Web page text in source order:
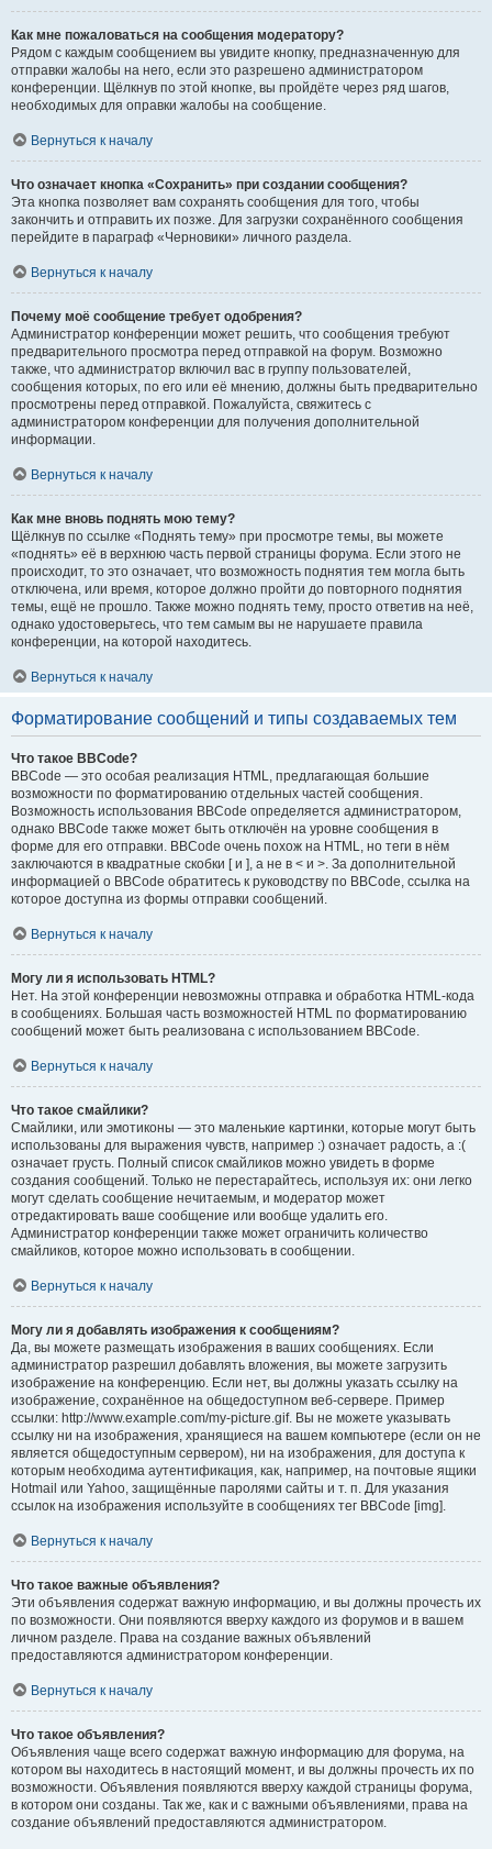
Как мне пожаловаться на сообщения модератору?
Рядом с каждым сообщением вы увидите кнопку, предназначенную для
отправки жалобы на него, если это разрешено администратором
конференции. Щёлкнув по этой кнопке, вы пройдёте через ряд шагов,
необходимых для оправки жалобы на сообщение.
Вернуться к началу
Что означает кнопка «Сохранить» при создании сообщения?
Эта кнопка позволяет вам сохранять сообщения для того, чтобы
закончить и отправить их позже. Для загрузки сохранённого сообщения
перейдите в параграф «Черновики» личного раздела.
Вернуться к началу
Почему моё сообщение требует одобрения?
Администратор конференции может решить, что сообщения требуют
предварительного просмотра перед отправкой на форум. Возможно
также, что администратор включил вас в группу пользователей,
сообщения которых, по его или её мнению, должны быть предварительно
просмотрены перед отправкой. Пожалуйста, свяжитесь с
администратором конференции для получения дополнительной
информации.
Вернуться к началу
Как мне вновь поднять мою тему?
Щёлкнув по ссылке «Поднять тему» при просмотре темы, вы можете
«поднять» её в верхнюю часть первой страницы форума. Если этого не
происходит, то это означает, что возможность поднятия тем могла быть
отключена, или время, которое должно пройти до повторного поднятия
темы, ещё не прошло. Также можно поднять тему, просто ответив на неё,
однако удостоверьтесь, что тем самым вы не нарушаете правила
конференции, на которой находитесь.
Вернуться к началу
Форматирование сообщений и типы создаваемых тем
Что такое BBCode?
BBCode — это особая реализация HTML, предлагающая большие
возможности по форматированию отдельных частей сообщения.
Возможность использования BBCode определяется администратором,
однако BBCode также может быть отключён на уровне сообщения в
форме для его отправки. BBCode очень похож на HTML, но теги в нём
заключаются в квадратные скобки [ и ], а не в < и >. За дополнительной
информацией о BBCode обратитесь к руководству по BBCode, ссылка на
которое доступна из формы отправки сообщений.
Вернуться к началу
Могу ли я использовать HTML?
Нет. На этой конференции невозможны отправка и обработка HTML-кода
в сообщениях. Большая часть возможностей HTML по форматированию
сообщений может быть реализована с использованием BBCode.
Вернуться к началу
Что такое смайлики?
Смайлики, или эмотиконы — это маленькие картинки, которые могут быть
использованы для выражения чувств, например :) означает радость, а :(
означает грусть. Полный список смайликов можно увидеть в форме
создания сообщений. Только не перестарайтесь, используя их: они легко
могут сделать сообщение нечитаемым, и модератор может
отредактировать ваше сообщение или вообще удалить его.
Администратор конференции также может ограничить количество
смайликов, которое можно использовать в сообщении.
Вернуться к началу
Могу ли я добавлять изображения к сообщениям?
Да, вы можете размещать изображения в ваших сообщениях. Если
администратор разрешил добавлять вложения, вы можете загрузить
изображение на конференцию. Если нет, вы должны указать ссылку на
изображение, сохранённое на общедоступном веб-сервере. Пример
ссылки: http://www.example.com/my-picture.gif. Вы не можете указывать
ссылку ни на изображения, хранящиеся на вашем компьютере (если он не
является общедоступным сервером), ни на изображения, для доступа к
которым необходима аутентификация, как, например, на почтовые ящики
Hotmail или Yahoo, защищённые паролями сайты и т. п. Для указания
ссылок на изображения используйте в сообщениях тег BBCode [img].
Вернуться к началу
Что такое важные объявления?
Эти объявления содержат важную информацию, и вы должны прочесть их
по возможности. Они появляются вверху каждого из форумов и в вашем
личном разделе. Права на создание важных объявлений
предоставляются администратором конференции.
Вернуться к началу
Что такое объявления?
Объявления чаще всего содержат важную информацию для форума, на
котором вы находитесь в настоящий момент, и вы должны прочесть их по
возможности. Объявления появляются вверху каждой страницы форума,
в котором они созданы. Так же, как и с важными объявлениями, права на
создание объявлений предоставляются администратором.